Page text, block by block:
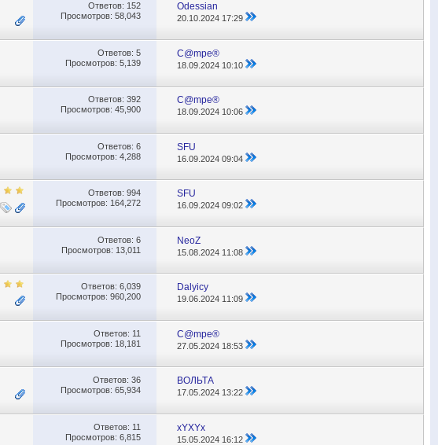
Ответов: 152
Просмотров: 58,043
Odessian
20.10.2024 17:29
Ответов: 5
Просмотров: 5,139
C@mpe®
18.09.2024 10:10
Ответов: 392
Просмотров: 45,900
C@mpe®
18.09.2024 10:06
Ответов: 6
Просмотров: 4,288
SFU
16.09.202409:04
Ответов: 994
Просмотров: 164,272
SFU
16.09.202409:02
Ответов: 6
Просмотров: 13,011
NeoZ
15.08.2024 11:08
Ответов: 6,039
Просмотров: 960,200
Dalyicy
19.06.2024 11:09
Ответов: 11
Просмотров: 18,181
C@mpe®
27.05.2024 18:53
Ответов: 36
Просмотров: 65,934
ВОЛЬТА
17.05.2024 13:22
Ответов: 11
Просмотров: 6,815
xYXYx
15.05.2024 16:12